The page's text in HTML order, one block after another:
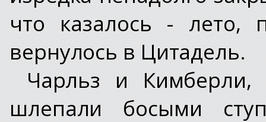
что казалось - лето,
вернулось в Цитадель.
Чарльз и
шлепали босыми